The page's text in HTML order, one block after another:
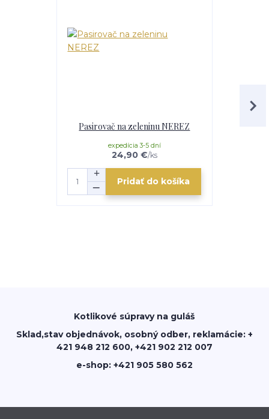
Pasirovač na zeleninu NEREZ
24,90 €/ks
expedícia 3-5 dní
Pridať do košíka
Kotlikové súpravy na guláš
Sklad,stav objednávok, osobný odber, reklamácie: +
421 948 212 600, +421 902 212 007
e-shop: +421 905 580 562